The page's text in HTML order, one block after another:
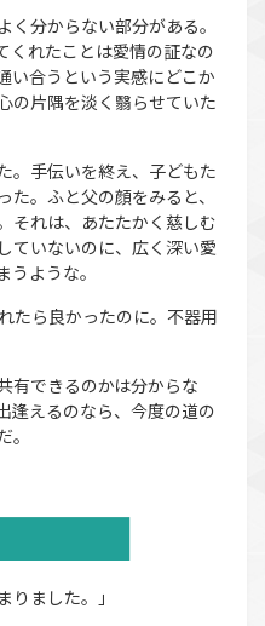
分からない部分がある。
くれたことは愛情の証なの
い合うという実感にどこか
の片隅を淡く翳らせていた
。手伝いを終え、子どもた
。ふと父の顔をみると、
それは、あたたかく慈しむ
ていないのに、広く深い愛
ような。
たら良かったのに。不器用
有できるのかは分からな
逢えるのなら、今度の道の
ました。」